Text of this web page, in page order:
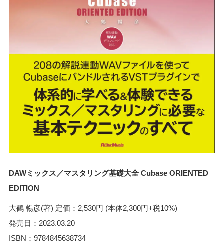
DAWミックス／マスタリング基礎大全 Cubase ORIENTED
EDITION
大鶴 暢彦(著) 定価：2,530円 (本体2,300円+税10%)
発売日：2023.03.20
ISBN：9784845638734